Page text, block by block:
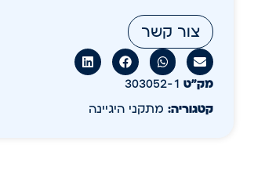
צור קשר
מק״ט 303052-1
קטגוריה: מתקני היגיינה